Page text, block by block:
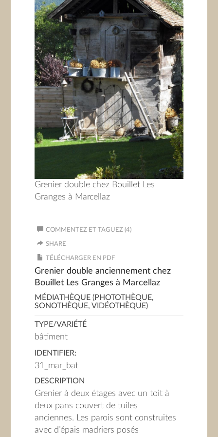
Grenier double chez Bouillet Les
Granges à Marcellaz
COMMENTEZ ET TAGUEZ (4)
SHARE
TÉLÉCHARGER EN PDF
Grenier double anciennement chez
Bouillet Les Granges à Marcellaz
MÉDIATHÈQUE (PHOTOTHÈQUE,
SONOTHÈQUE, VIDÉOTHÈQUE)
TYPE/VARIÉTÉ
bâtiment
IDENTIFIER:
31_mar_bat
DESCRIPTION
Grenier à deux étages avec un toit à
deux pans couvert de tuiles
anciennes. Les parois sont construites
avec d’épais madriers posés